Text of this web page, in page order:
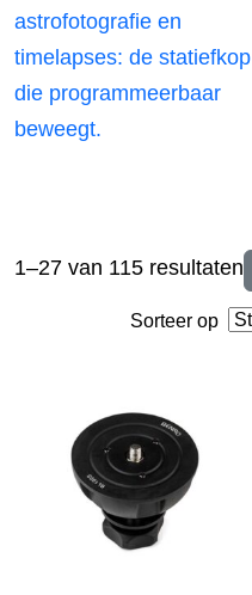
astrofotografie en
timelapses: de statiefkop
die programmeerbaar
beweegt.
1–27 van 115 resultaten
Sorteer op